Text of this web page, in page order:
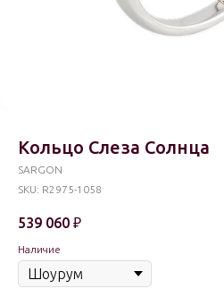
Кольцо Слеза Солнца
SARGON
SKU: R2975-1058
539 060 ₽
Наличие